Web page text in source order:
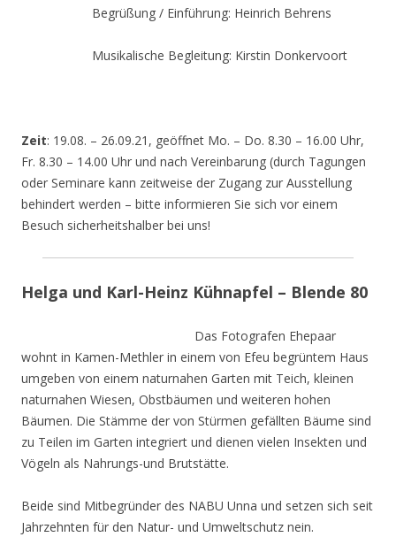
Begrüßung / Einführung: Heinrich Behrens
Musikalische Begleitung: Kirstin Donkervoort
Zeit: 19.08. – 26.09.21, geöffnet Mo. – Do. 8.30 – 16.00 Uhr,
Fr. 8.30 – 14.00 Uhr und nach Vereinbarung (durch Tagungen
oder Seminare kann zeitweise der Zugang zur Ausstellung
behindert werden – bitte informieren Sie sich vor einem
Besuch sicherheitshalber bei uns!
Helga und Karl-Heinz Kühnapfel – Blende 80
Das Fotografen Ehepaar
wohnt in Kamen-Methler in einem von Efeu begrüntem Haus
umgeben von einem naturnahen Garten mit Teich, kleinen
naturnahen Wiesen, Obstbäumen und weiteren hohen
Bäumen. Die Stämme der von Stürmen gefällten Bäume sind
zu Teilen im Garten integriert und dienen vielen Insekten und
Vögeln als Nahrungs-und Brutstätte.
Beide sind Mitbegründer des NABU Unna und setzen sich seit
Jahrzehnten für den Natur- und Umweltschutz nein.